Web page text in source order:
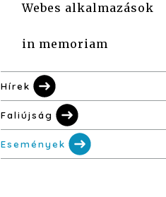
Webes alkalmazások
in memoriam
Hírek
Faliújság
Események